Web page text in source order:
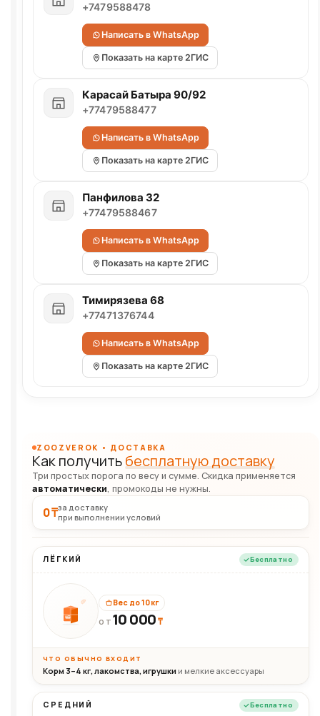
+7479588478
Написать в WhatsApp
Показать на карте 2ГИС
Карасай Батыра 90/92
+77479588477
Написать в WhatsApp
Показать на карте 2ГИС
Панфилова 32
+77479588467
Написать в WhatsApp
Показать на карте 2ГИС
Тимирязева 68
+77471376744
Написать в WhatsApp
Показать на карте 2ГИС
ZOOZVEROK • ДОСТАВКА
Как получитьбесплатную доставку
Три простых порога по весу и сумме. Скидка применяется
автоматически, промокоды не нужны.
0 ₸за доставку
при выполнении условий
ЛЁГКИЙ Бесплатно
10кг
Вес до 10 кг
ОТ 10 000₸
ЧТО ОБЫЧНО ВХОДИТ
Корм 3–4 кг, лакомства, игрушки и мелкие аксессуары
СРЕДНИЙ Бесплатно